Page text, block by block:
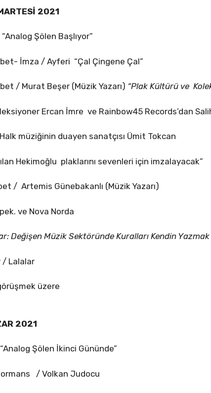
2021
Şölen Başlıyor”
İmza / Ayferi “Çal Çingene Çal”
/ Murat Beşer (Müzik Yazarı) “Plak Kültürü ve
Ercan İmre ve Rainbow45 Records’dan
müziğinin duayen sanatçısı Ümit Tokcan
Hekimoğlu plaklarını sevenleri için imzalayacak”
/ Artemis Günebakanlı (Müzik Yazarı)
ve Nova Norda
Değişen Müzik Sektöründe Kuralları Kendin Yazmak
/ Lalalar
üzere
2021
Şölen İkinci Gününde”
/ Volkan Judocu